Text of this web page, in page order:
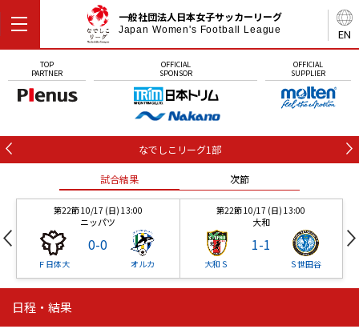
EN
一般社団法人日本女子サッカーリーグ
Japan Women's Football League
TOP
PARTNER
OFFICIAL
SPONSOR
OFFICIAL
SUPPLIER
なでしこリーグ1部
試合結果 次節
第22節 10/17 (日) 13:00
ニッパツ
Ｆ日体大
0-0
オルカ
第22節 10/17 (日) 13:00
大和
大和Ｓ
1-1
Ｓ世田谷
第22節 10/17 (日) 13:00
ニッパツ 大和
日程・結果